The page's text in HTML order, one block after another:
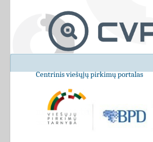
Centrinis viešųjų pirkimų portalas